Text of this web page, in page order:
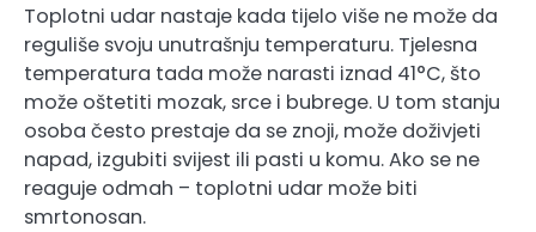
Toplotni udar nastaje kada tijelo više ne može da
reguliše svoju unutrašnju temperaturu. Tjelesna
temperatura tada može narasti iznad 41°C, što
može oštetiti mozak, srce i bubrege. U tom stanju
osoba često prestaje da se znoji, može doživjeti
napad, izgubiti svijest ili pasti u komu. Ako se ne
reaguje odmah – toplotni udar može biti
smrtonosan.